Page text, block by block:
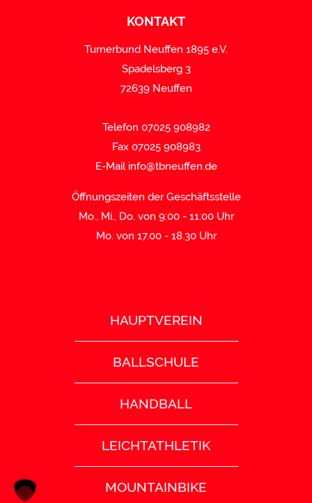
KONTAKT
Turnerbund Neuffen 1895 e.V.
Spadelsberg 3
72639 Neuffen
Telefon 07025 908982
Fax 07025 908983
E-Mail info@tbneuffen.de
Öffnungszeiten der Geschäftsstelle
Mo., Mi., Do. von 9:00 - 11:00 Uhr
Mo. von 17.00 - 18.30 Uhr
HAUPTVEREIN
BALLSCHULE
HANDBALL
LEICHTATHLETIK
MOUNTAINBIKE